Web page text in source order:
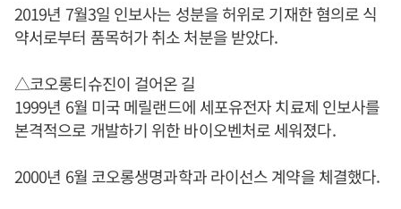
2019년 7월3일 인보사는 성분을 허위로 기재한 혐의로 식
약서로부터 품목허가 취소 처분을 받았다.
△코오롱티슈진이 걸어온 길
1999년 6월 미국 메릴랜드에 세포유전자 치료제 인보사를
본격적으로 개발하기 위한 바이오벤처로 세워졌다.
2000년 6월 코오롱생명과학과 라이선스 계약을 체결했다.